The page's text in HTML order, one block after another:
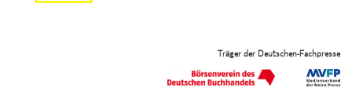
Träger der Deutschen-Fachpresse